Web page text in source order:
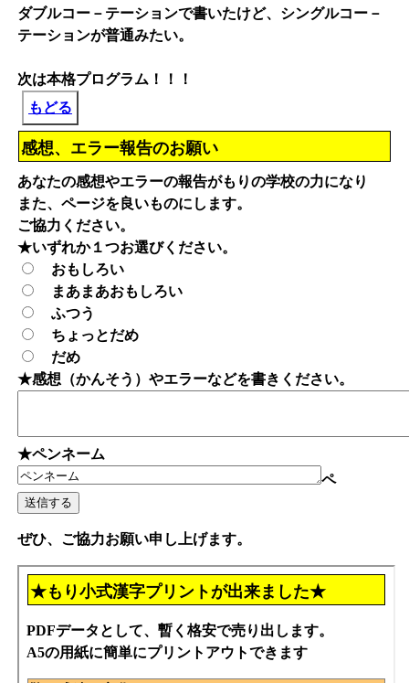
ダブルコー－テーションで書いたけど、シングルコー－
テーションが普通みたい。
次は本格プログラム！！！
もどる
感想、エラー報告のお願い
あなたの感想やエラーの報告がもりの学校の力になり
また、ページを良いものにします。
ご協力ください。
★いずれか１つお選びください。
おもしろい
まあまあおもしろい
ふつう
ちょっとだめ
だめ
★感想（かんそう）やエラーなどを書きください。
★ペンネーム
ペ
ぜひ、ご協力お願い申し上げます。